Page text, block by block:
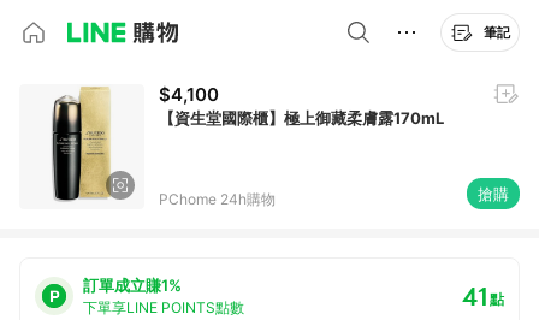
筆記
$4,100
【資生堂國際櫃】極上御藏柔膚露170mL
PChome 24h購物 搶購
訂單成立賺1%
下單享LINE POINTS點數 41點